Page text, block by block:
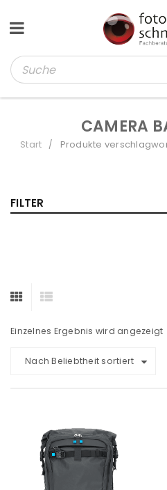
CAMERA
Start / Produkte
FILTER
Einzelnes Ergebnis wird angezeigt
Nach Beliebtheit sortiert